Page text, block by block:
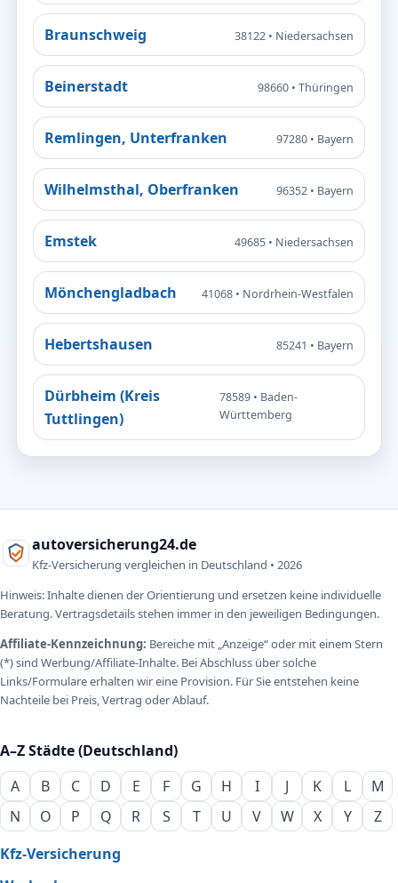
Braunschweig 38122 • Niedersachsen
Beinerstadt 98660 • Thüringen
Remlingen, Unterfranken 97280 • Bayern
Wilhelmsthal, Oberfranken 96352 • Bayern
Emstek 49685 • Niedersachsen
Mönchengladbach 41068 • Nordrhein-Westfalen
Hebertshausen 85241 • Bayern
Dürbheim (Kreis
Tuttlingen)
78589 • Baden-
Württemberg
autoversicherung24.de
Kfz-Versicherung vergleichen in Deutschland • 2026
Hinweis: Inhalte dienen der Orientierung und ersetzen keine individuelle
Beratung. Vertragsdetails stehen immer in den jeweiligen Bedingungen.
Affiliate-Kennzeichnung: Bereiche mit „Anzeige“ oder mit einem Stern
(*) sind Werbung/Affiliate-Inhalte. Bei Abschluss über solche
Links/Formulare erhalten wir eine Provision. Für Sie entstehen keine
Nachteile bei Preis, Vertrag oder Ablauf.
A–Z Städte (Deutschland)
A
B C D E F G H I J K L
M
N
O P Q R S T U V W X Y
Z
Kfz-Versicherung